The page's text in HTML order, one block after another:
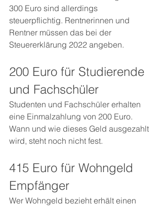
300 Euro sind allerdings
steuerpflichtig. Rentnerinnen und
Rentner müssen das bei der
Steuererklärung 2022 angeben.
200 Euro für Studierende
und Fachschüler
Studenten und Fachschüler erhalten
eine Einmalzahlung von 200 Euro.
Wann und wie dieses Geld ausgezahlt
wird, steht noch nicht fest.
415 Euro für Wohngeld
Empfänger
Wer Wohngeld bezieht erhält einen